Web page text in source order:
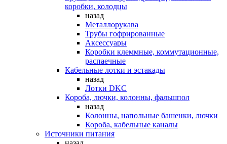
коробки, колодцы
назад
Металлорукава
Трубы гофрированные
Аксессуары
Коробки клеммные, коммутационные,
распаечные
Кабельные лотки и эстакады
назад
Лотки DKC
Короба, лючки, колонны, фальшпол
назад
Колонны, напольные башенки, лючки
Короба, кабельные каналы
Источники питания